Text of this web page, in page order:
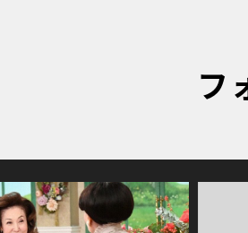
フ